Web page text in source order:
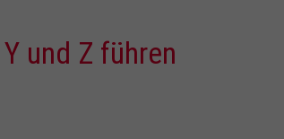
und Z führen